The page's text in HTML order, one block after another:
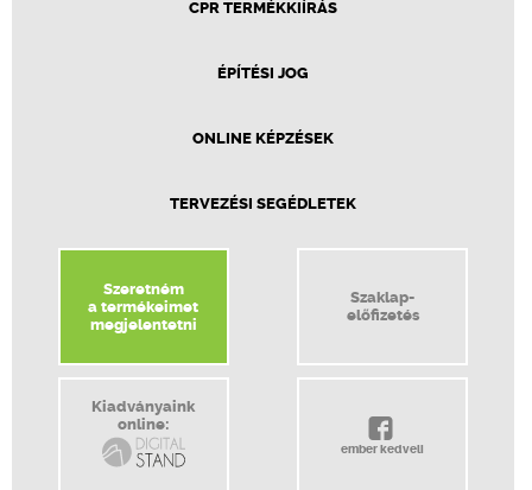
CPR TERMÉKKIÍRÁS
ÉPÍTÉSI JOG
ONLINE KÉPZÉSEK
TERVEZÉSI SEGÉDLETEK
Szeretném
a termékeimet
megjelentetni
Szaklap-
előfizetés
Kiadványaink
online:
ember kedveli